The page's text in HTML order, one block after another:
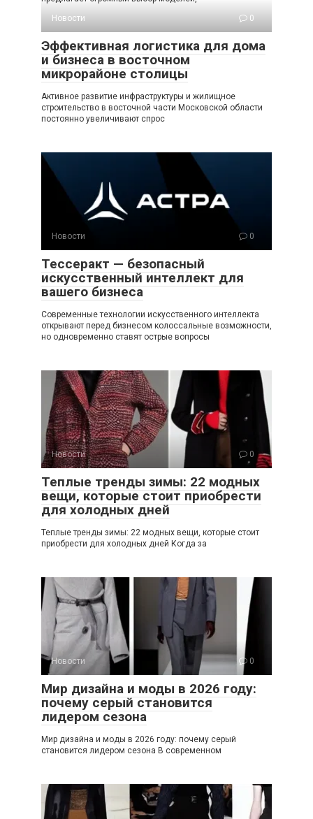
Новости
0
Эффективная логистика для дома
и бизнеса в восточном
микрорайоне столицы
Активное развитие инфраструктуры и жилищное
строительство в восточной части Московской области
постоянно увеличивают спрос
Новости 0
Тессеракт — безопасный
искусственный интеллект для
вашего бизнеса
Современные технологии искусственного интеллекта
открывают перед бизнесом колоссальные возможности,
но одновременно ставят острые вопросы
Новости 0
Теплые тренды зимы: 22 модных
вещи, которые стоит приобрести
для холодных дней
Теплые тренды зимы: 22 модных вещи, которые стоит
приобрести для холодных дней Когда за
Новости 0
Мир дизайна и моды в 2026 году:
почему серый становится
лидером сезона
Мир дизайна и моды в 2026 году: почему серый
становится лидером сезона В современном